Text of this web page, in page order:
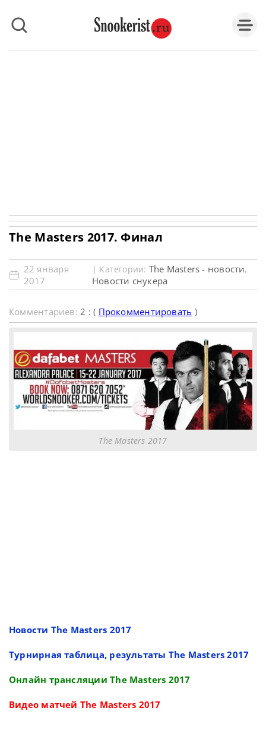
The Masters 2017. Финал
22 января
2017
| Категории: The Masters - новости,
Новости снукера
Комментариев:2 : ( Прокомментировать )
The Masters 2017
Новости The Masters 2017
Турнирная таблица, результаты The Masters 2017
Онлайн трансляции The Masters 2017
Видео матчей The Masters 2017